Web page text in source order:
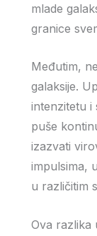
mlade
granice
Međutim,
galaksije.
intenzitetu i
puše
izazvati
impulsima,
u različitim
Ova razlika